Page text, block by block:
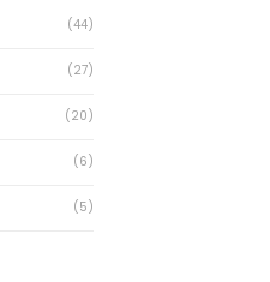
(44)
(27)
(20)
(6)
(5)